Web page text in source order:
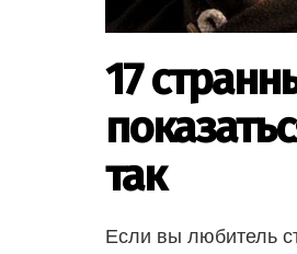
17
так
Если вы любитель